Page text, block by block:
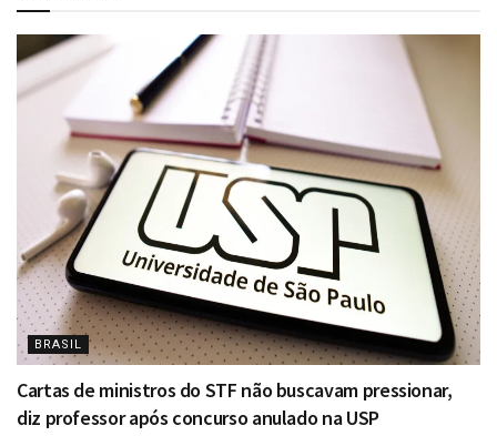
BRASIL
Cartas de ministros do STF não buscavam pressionar,
diz professor após concurso anulado na USP